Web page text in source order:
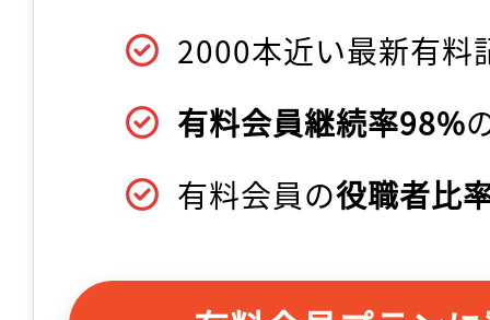
2000本近い最新有料
有料会員継続率98%
有料会員の役職者比